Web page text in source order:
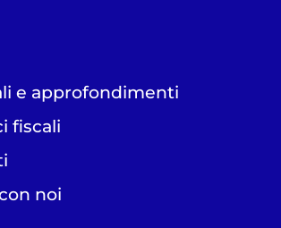
e approfondimenti
fiscali
noi